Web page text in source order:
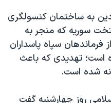
حمله هوایی ۱۳ فروردین به ساختمان کنسولگری
سوریه که منجر به
سپاه پاسداران
است؛ تهدیدی که باعث
شده است.
روز چهارشنبه گفت